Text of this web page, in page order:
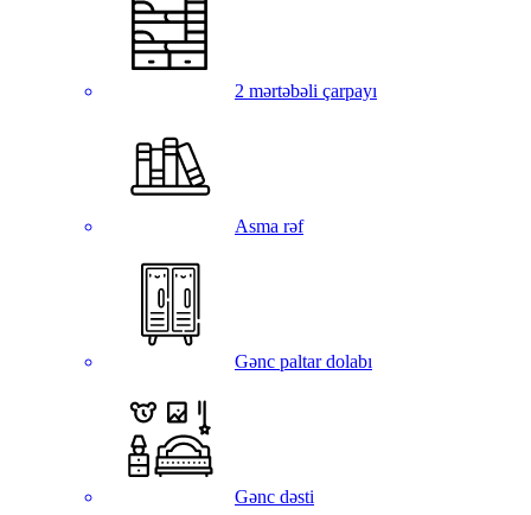
2 mərtəbəli çarpayı
Asma rəf
Gənc paltar dolabı
Gənc dəsti